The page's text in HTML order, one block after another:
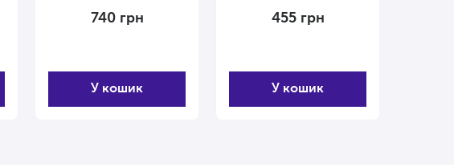
740 грн
У кошик
455 грн
У кошик